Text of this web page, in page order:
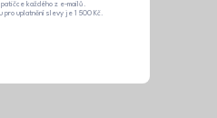
každého z e-mailů.
pro uplatnění slevy je 1 500 Kč.